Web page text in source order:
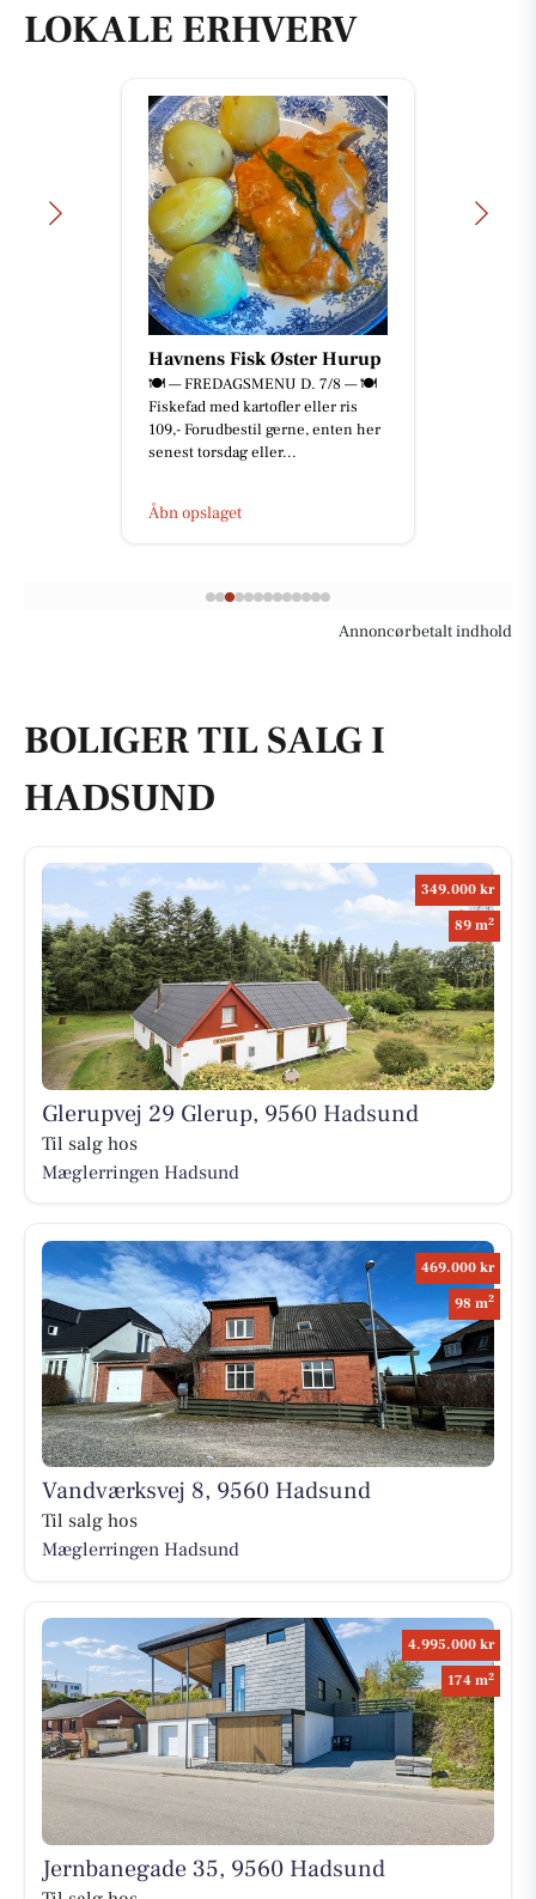
LOKALE ERHVERV
Havnens Fisk Øster Hurup
🍽️ — FREDAGSMENU D. 7/8 — 🍽️
Fiskefad med kartofler eller ris
109,- Forudbestil gerne, enten her
senest torsdag eller...
Åbn opslaget
Annoncørbetalt indhold
BOLIGER TIL SALG I
HADSUND
349.000 kr
89 m2
Glerupvej 29 Glerup, 9560 Hadsund
Til salg hos
Mæglerringen Hadsund
469.000 kr
98 m2
Vandværksvej 8, 9560 Hadsund
Til salg hos
Mæglerringen Hadsund
4.995.000 kr
174 m2
Jernbanegade 35, 9560 Hadsund